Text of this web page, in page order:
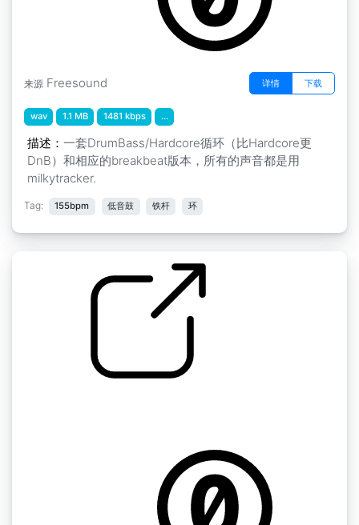
来源 Freesound 详情 下载
wav 1.1 MB 1481 kbps ...
描述： 一套DrumBass/Hardcore循环（比Hardcore更
DnB）和相应的breakbeat版本，所有的声音都是用
milkytracker.
Tag: 155bpm 低音鼓 铁杆 环